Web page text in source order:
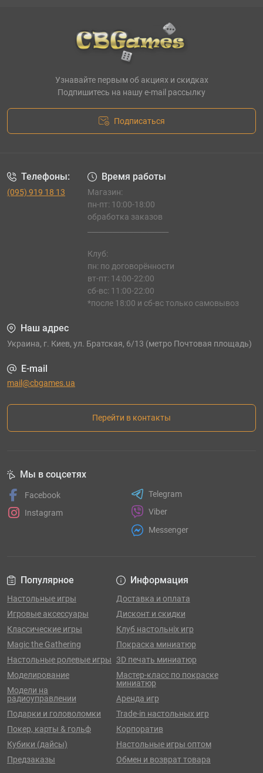
Узнавайте первым об акциях и скидках
Подпишитесь на нашу e-mail рассылку
Подписаться
Телефоны:
(095) 919 18 13
Время работы
Магазин:
пн-пт: 10:00-18:00
обработка заказов
Клуб:
пн: по договорённости
вт-пт: 14:00-22:00
сб-вс: 11:00-22:00
*после 18:00 и сб-вс только самовывоз
Наш адрес
Украина, г. Киев, ул. Братская, 6/13 (метро Почтовая площадь)
E-mail
mail@cbgames.ua
Перейти в контакты
Популярное
Настольные игры
Игровые аксессуары
Классические игры
Magic the Gathering
Настольные ролевые игры
Моделирование
Модели на
радиоуправлении
Подарки и головоломки
Покер, карты & гольф
Кубики (дайсы)
Предзаказы
Информация
Доставка и оплата
Дисконт и скидки
Клуб настольніх игр
Покраска миниатюр
3D печать миниатюр
Мастер-класс по покраске
миниатюр
Аренда игр
Trade-in настольных игр
Корпоратив
Настольные игры оптом
Обмен и возврат товара
Мы в соцсетях
Facebook
Instagram
Telegram
Viber
Messenger